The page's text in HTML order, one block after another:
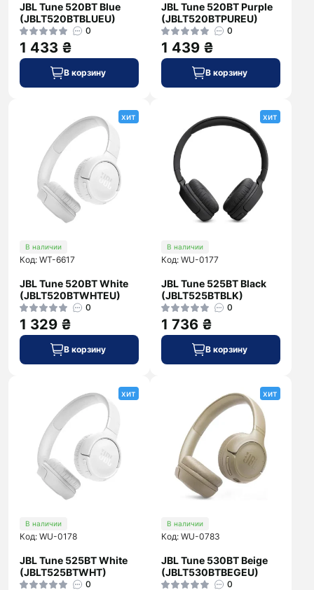
JBL Tune 520BT Blue
(JBLT520BTBLUEU)
0
1 433 ₴
В корзину
JBL Tune 520BT Purple
(JBLT520BTPUREU)
0
1 439 ₴
В корзину
хит
В наличии
Код: WT-6617
JBL Tune 520BT White
(JBLT520BTWHTEU)
0
1 329 ₴
В корзину
хит
В наличии
Код: WU-0177
JBL Tune 525BT Black
(JBLT525BTBLK)
0
1 736 ₴
В корзину
хит
В наличии
Код: WU-0178
JBL Tune 525BT White
(JBLT525BTWHT)
0
хит
В наличии
Код: WU-0783
JBL Tune 530BT Beige
(JBLT530BTBEGEU)
0